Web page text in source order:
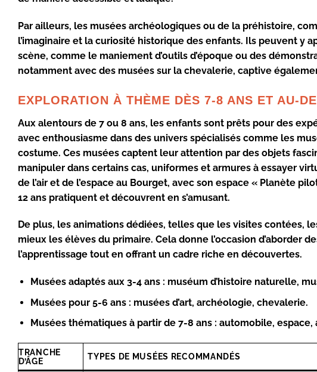
Par ailleurs, les musées archéologiques ou de la préhistoire,
l’imaginaire et la curiosité historique des enfants. Ils peuvent y
scène, comme le maniement d’outils d’époque ou des
notamment avec des musées sur la chevalerie, captive
EXPLORATION À THÈME DÈS 7-8 ANS ET AU-
Aux alentours de 7 ou 8 ans, les enfants sont prêts pour des
avec enthousiasme dans des univers spécialisés comme les
costume. Ces musées captent leur attention par des objets
manipuler dans certains cas, uniformes et armures à essayer
de l’air et de l’espace au Bourget, avec son espace « Planète
12 ans pratiquent et découvrent en s’amusant.
De plus, les animations dédiées, telles que les visites contées,
mieux les élèves du primaire. Cela donne l’occasion d’aborder
l’apprentissage tout en offrant un cadre riche en découvertes.
Musées adaptés aux 3-4 ans : muséum d’histoire naturelle,
Musées pour 5-6 ans : musées d’art, archéologie, chevalerie.
Musées thématiques à partir de 7-8 ans : automobile, espace,
TRANCHE
D’ÂGE
TYPES DE MUSÉES RECOMMANDÉS